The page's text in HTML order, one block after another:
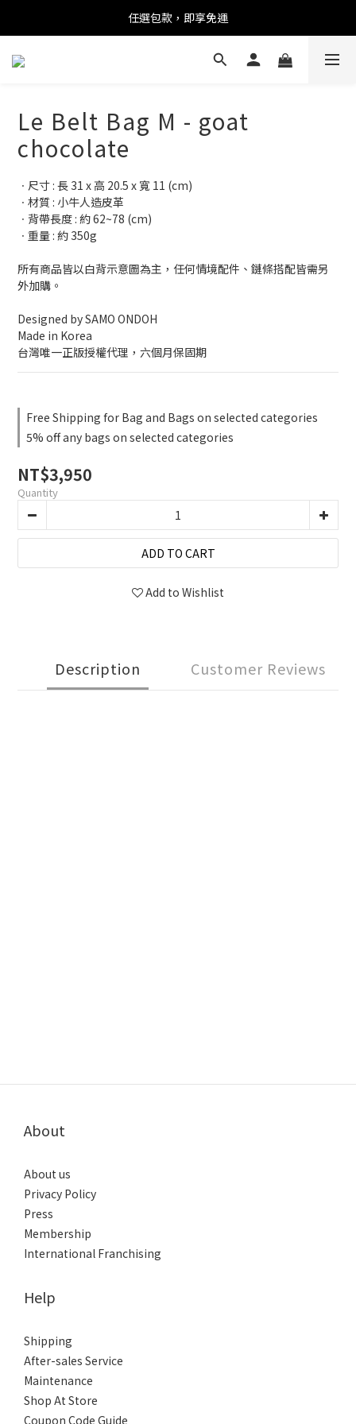
任選包款，即享免運
任選包款，即享免運
限時搶購！指定包款，單件$1200
Le Belt Bag M - goat
chocolate
ㆍ尺寸 : 長 31 x 高 20.5 x 寬 11 (cm)
ㆍ材質 : 小牛人造皮革
ㆍ背帶長度 : 約 62~78 (cm)
ㆍ重量 : 約 350g
所有商品皆以白背示意圖為主，任何情境配件、鏈條搭配皆需另
外加購。
Designed by SAMO ONDOH
Made in Korea
台灣唯一正版授權代理，六個月保固期
Free Shipping for Bag and Bags on selected categories
5% off any bags on selected categories
NT$3,950
Quantity
ADD TO CART
Add to Wishlist
Description Customer Reviews
About
About us
Privacy Policy
Press
Membership
International Franchising
Help
Shipping
After-sales Service
Maintenance
Shop At Store
Coupon Code Guide